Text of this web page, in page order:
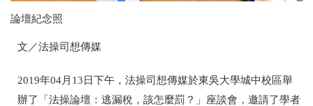
論壇紀念照
文／法操司想傳媒
2019年04月13日下午，法操司想傳媒於東吳大學城中校區舉
辦了「法操論壇：逃漏稅，該怎麼罰？」座談會，邀請了學者